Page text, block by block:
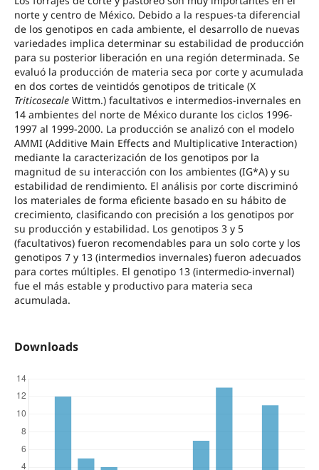
norte y centro de México. Debido a la respues-ta diferencial
de los genotipos en cada ambiente, el desarrollo de nuevas
variedades implica determinar su estabilidad de producción
para su posterior liberación en una región determinada. Se
evaluó la producción de materia seca por corte y acumulada
en dos cortes de veintidós genotipos de triticale (X
TriticosecaleWittm.) facultativos e intermedios-invernales en
14 ambientes del norte de México durante los ciclos 1996-
1997 al 1999-2000. La producción se analizó con el modelo
AMMI (Additive Main Effects and Multiplicative Interaction)
mediante la caracterización de los genotipos por la
magnitud de su interacción con los ambientes (IG*A) y su
estabilidad de rendimiento. El análisis por corte discriminó
los materiales de forma eficiente basado en su hábito de
crecimiento, clasificando con precisión a los genotipos por
su producción y estabilidad. Los genotipos 3 y 5
(facultativos) fueron recomendables para un solo corte y los
genotipos 7 y 13 (intermedios invernales) fueron adecuados
para cortes múltiples. El genotipo 13 (intermedio-invernal)
fue el más estable y productivo para materia seca
acumulada.
Downloads